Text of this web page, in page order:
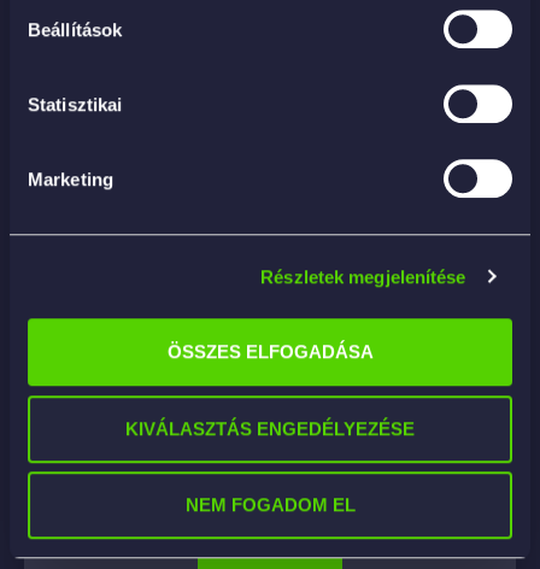
Beállítások
Statisztikai
Marketing
Részletek megjelenítése
ÖSSZES ELFOGADÁSA
KIVÁLASZTÁS ENGEDÉLYEZÉSE
NEM FOGADOM EL
N0 Odors 500ml – enzymtechnológiás
4 890Ft